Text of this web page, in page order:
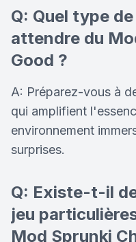
Q: Quel type
attendre du
Good ?
A: Préparez-vous à
qui amplifient
environnement
surprises.
Q: Existe-t-il
jeu
Mod Sprunki